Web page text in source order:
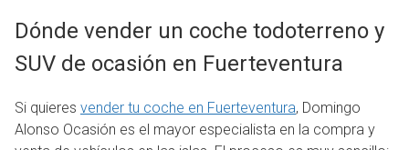
Dónde vender un coche todoterreno y
SUV de ocasión en Fuerteventura
Si quieres vender tu coche en Fuerteventura, Domingo
Alonso Ocasión es el mayor especialista en la compra y